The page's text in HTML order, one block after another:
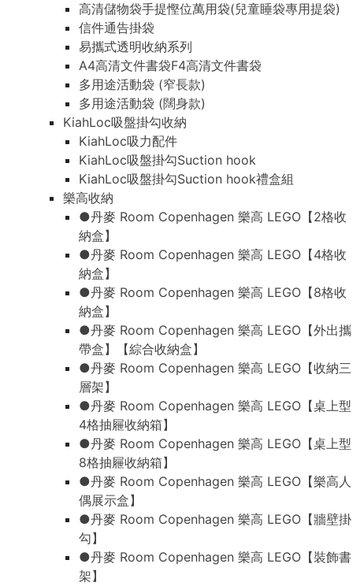
高清儲物袋手提慳位萬用袋(兒童睡袋專用提袋)
信件通告掛袋
易攜式透明收納系列
A4高清文件書袋F4高清文件書袋
多用途活動袋 (窄長款)
多用途活動袋 (闊身款)
KiahLoc吸盤掛勾收納
KiahLoc吸力配件
KiahLoc吸盤掛勾Suction hook
KiahLoc吸盤掛勾Suction hook禮盒組
樂高收納
●丹麥 Room Copenhagen 樂高 LEGO【2格收
納盒】
●丹麥 Room Copenhagen 樂高 LEGO【4格收
納盒】
●丹麥 Room Copenhagen 樂高 LEGO【8格收
納盒】
●丹麥 Room Copenhagen 樂高 LEGO【外出攜
帶盒】【綜合收納盒】
●丹麥 Room Copenhagen 樂高 LEGO【收納三
層架】
●丹麥 Room Copenhagen 樂高 LEGO【桌上型
4格抽屜收納箱】
●丹麥 Room Copenhagen 樂高 LEGO【桌上型
8格抽屜收納箱】
●丹麥 Room Copenhagen 樂高 LEGO【樂高人
偶展示盒】
●丹麥 Room Copenhagen 樂高 LEGO【牆壁掛
勾】
●丹麥 Room Copenhagen 樂高 LEGO【裝飾書
架】